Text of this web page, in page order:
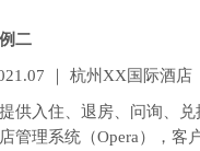
二
｜ 杭州XX国际酒店
供入住、退房、问询、
管理系统（Opera），客